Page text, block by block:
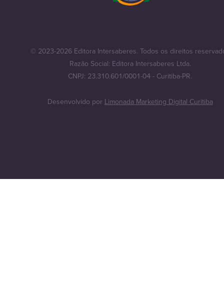
© 2023-2026 Editora Intersaberes. Todos os direitos
Razão Social: Editora Intersaberes Ltda.
CNPJ: 23.310.601/0001-04 - Curitiba-PR.
Desenvolvido porLimonada Marketing Digital Curitiba